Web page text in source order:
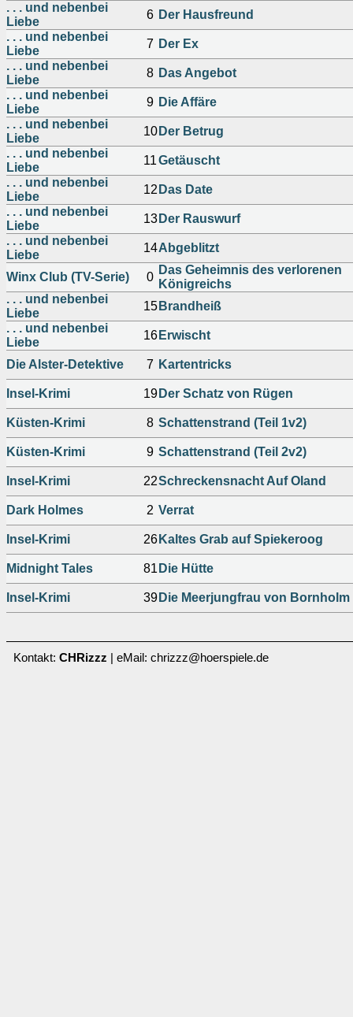
. . . und nebenbei
Liebe
6 Der Hausfreund
. . . und nebenbei
Liebe
7 Der Ex
. . . und nebenbei
Liebe
8 Das Angebot
. . . und nebenbei
Liebe
9 Die Affäre
. . . und nebenbei
Liebe
10 Der Betrug
. . . und nebenbei
Liebe
11Getäuscht
. . . und nebenbei
Liebe
12 Das Date
. . . und nebenbei
Liebe
13 Der Rauswurf
. . . und nebenbei
Liebe
14Abgeblitzt
Winx Club (TV-Serie) 0
Das Geheimnis des verlorenen
Königreichs
. . . und nebenbei
Liebe
15 Brandheiß
. . . und nebenbei
Liebe
16 Erwischt
Die Alster-Detektive 7 Kartentricks
Insel-Krimi 19 Der Schatz von Rügen
Küsten-Krimi 8 Schattenstrand (Teil 1v2)
Küsten-Krimi 9 Schattenstrand (Teil 2v2)
Insel-Krimi 22Schreckensnacht Auf Oland
Dark Holmes 2 Verrat
Insel-Krimi 26 Kaltes Grab auf Spiekeroog
Midnight Tales 81 Die Hütte
Insel-Krimi 39 Die Meerjungfrau von Bornholm
Kontakt: CHRizzz | eMail: chrizzz@hoerspiele.de